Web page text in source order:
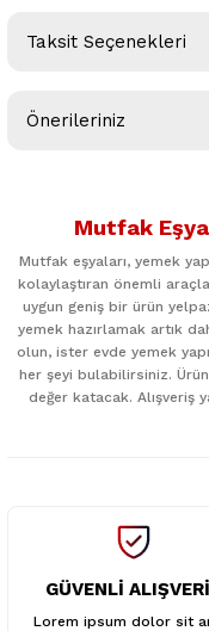
Taksit Seçenekleri
Önerileriniz
kullanarak tarafımıza
Ürün resmi
Ürün bilgilerinde
Ürün fiyatı diğer
Mutfak
Mutfak eşyaları, yemek
kolaylaştıran önemli
uygun geniş bir ürün
yemek hazırlamak artık
olun, ister evde yemek
her şeyi bulabilirsiniz.
değer katacak. Alışveriş
GÜVENLİ
Lorem ipsum dolor sit